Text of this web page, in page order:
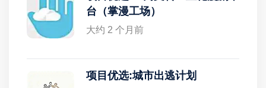
台（掌漫工场）
大约 2 个月前
项目优选:城市出逃计划